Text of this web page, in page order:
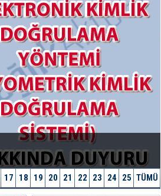
17 18 19 20 21 22 23 24 25 TÜMÜ